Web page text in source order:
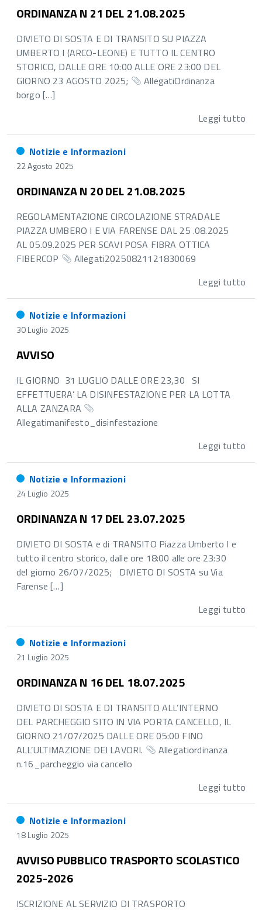
ORDINANZA N 21 DEL 21.08.2025
DIVIETO DI SOSTA E DI TRANSITO SU PIAZZA
UMBERTO I (ARCO-LEONE) E TUTTO IL CENTRO
STORICO, DALLE ORE 10:00 ALLE ORE 23:00 DEL
GIORNO 23 AGOSTO 2025;
AllegatiOrdinanza
borgo […]
Leggi tutto
Notizie e Informazioni
22 Agosto 2025
ORDINANZA N 20 DEL 21.08.2025
REGOLAMENTAZIONE CIRCOLAZIONE STRADALE
PIAZZA UMBERO I E VIA FARENSE DAL 25 .08.2025
AL 05.09.2025 PER SCAVI POSA FIBRA OTTICA
FIBERCOP
Allegati20250821121830069
Leggi tutto
Notizie e Informazioni
30 Luglio 2025
AVVISO
IL GIORNO 31 LUGLIO DALLE ORE 23,30 SI
EFFETTUERA’ LA DISINFESTAZIONE PER LA LOTTA
ALLA ZANZARA
Allegatimanifesto_disinfestazione
Leggi tutto
Notizie e Informazioni
24 Luglio 2025
ORDINANZA N 17 DEL 23.07.2025
DIVIETO DI SOSTA e di TRANSITO Piazza Umberto I e
tutto il centro storico, dalle ore 18:00 alle ore 23:30
del giorno 26/07/2025; DIVIETO DI SOSTA su Via
Farense […]
Leggi tutto
Notizie e Informazioni
21 Luglio 2025
ORDINANZA N 16 DEL 18.07.2025
DIVIETO DI SOSTA E DI TRANSITO ALL’INTERNO
DEL PARCHEGGIO SITO IN VIA PORTA CANCELLO, IL
GIORNO 21/07/2025 DALLE ORE 05:00 FINO
ALL’ULTIMAZIONE DEI LAVORI.
Allegatiordinanza
n.16_parcheggio via cancello
Leggi tutto
Notizie e Informazioni
18 Luglio 2025
AVVISO PUBBLICO TRASPORTO SCOLASTICO
2025-2026
ISCRIZIONE AL SERVIZIO DI TRASPORTO